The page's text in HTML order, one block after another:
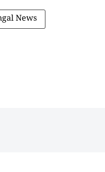
News